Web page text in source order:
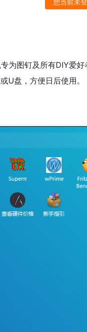
为图钉及所有DIY爱
U盘，方便日后使用。